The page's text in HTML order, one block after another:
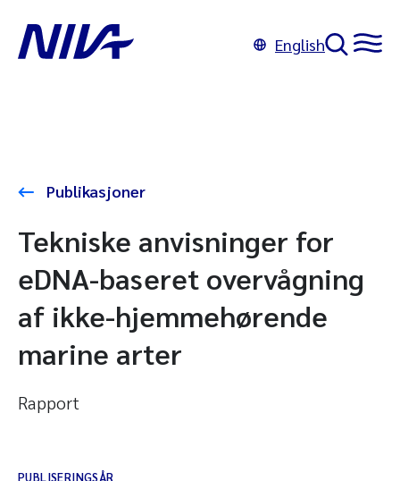
English
Publikasjoner
Tekniske anvisninger for
eDNA-baseret overvågning
af ikke-hjemmehørende
marine arter
Rapport
PUBLISERINGSÅR